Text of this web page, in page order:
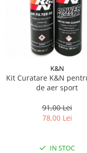
20W-50
20W-60
Ulei transmisie
Uleiuri hidraulice
Gradina
Pipe si fise bujii
Electrica
Incarcatoar
Incarcatoare
Semnalizare
BMW Motorrad
K&N
Kit Curatare K&N
de aer sport
91,00 Lei
78,00 Lei
IN STOC